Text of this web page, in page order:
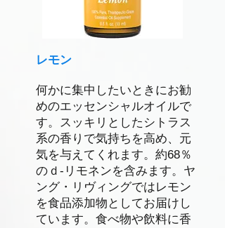
レモン
何かに集中したいときにお勧
めのエッセンシャルオイルで
す。スッキリとしたシトラス
系の香りで気持ちを高め、元
気を与えてくれます。約68％
のｄ-リモネンを含みます。ヤ
ング・リヴィングではレモン
を食品添加物としてお届けし
ています。食べ物や飲料に香